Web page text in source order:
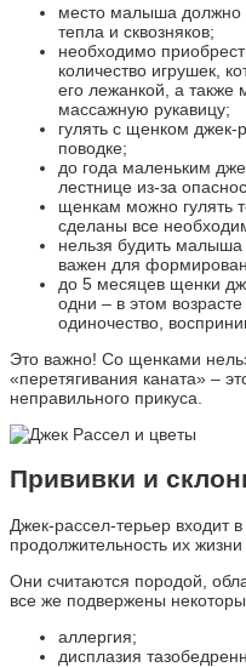
место малыша должно
тепла и сквозняков;
необходимо
количество игрушек,
его лежанкой, а также
массажную рукавицу;
гулять с щенком джек-
поводке;
до года маленьким
лестнице из-за
щенкам можно гулять
сделаны все
нельзя будить малыша
важен для
до 5 месяцев щенки
одни – в этом
одиночество,
Это важно! Со щенками
«перетягивания каната» –
неправильного прикуса.
Прививки и
Джек-рассел-терьер входит
продолжительность их
Они считаются породой,
все же подвержены
аллергия;
дисплазия